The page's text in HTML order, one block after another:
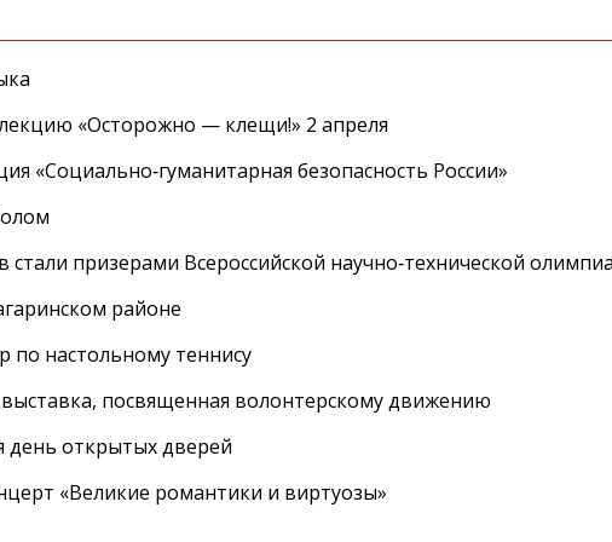
«Осторожно — клещи!» 2 апреля
«Социально‑гуманитарная безопасность России»
призерами Всероссийской научно‑технической
районе
по настольному теннису
посвященная волонтерскому движению
день открытых дверей
«Великие романтики и виртуозы»